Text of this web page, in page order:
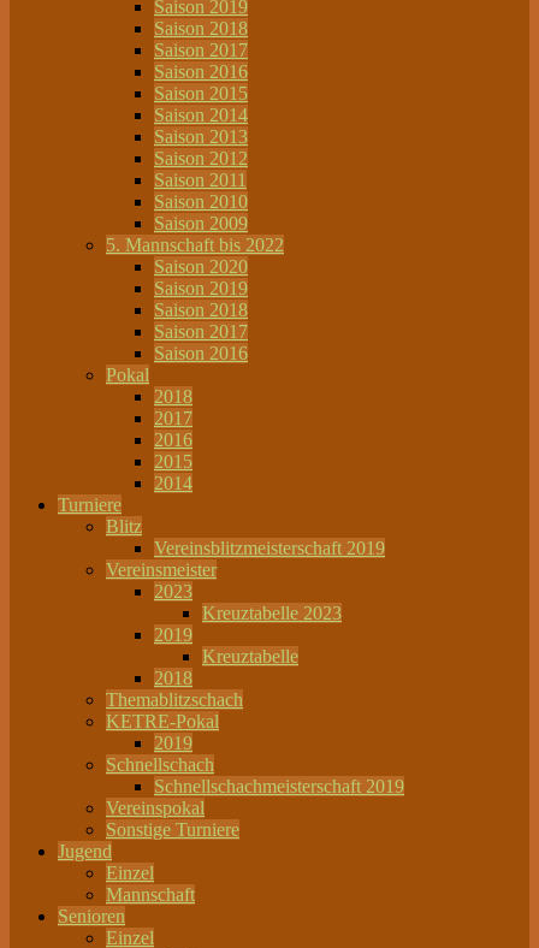
Saison 2019
Saison 2018
Saison 2017
Saison 2016
Saison 2015
Saison 2014
Saison 2013
Saison 2012
Saison 2011
Saison 2010
Saison 2009
5. Mannschaft bis 2022
Saison 2020
Saison 2019
Saison 2018
Saison 2017
Saison 2016
Pokal
2018
2017
2016
2015
2014
Turniere
Blitz
Vereinsblitzmeisterschaft 2019
Vereinsmeister
2023
Kreuztabelle 2023
2019
Kreuztabelle
2018
Themablitzschach
KETRE-Pokal
2019
Schnellschach
Schnellschachmeisterschaft 2019
Vereinspokal
Sonstige Turniere
Jugend
Einzel
Mannschaft
Senioren
Einzel